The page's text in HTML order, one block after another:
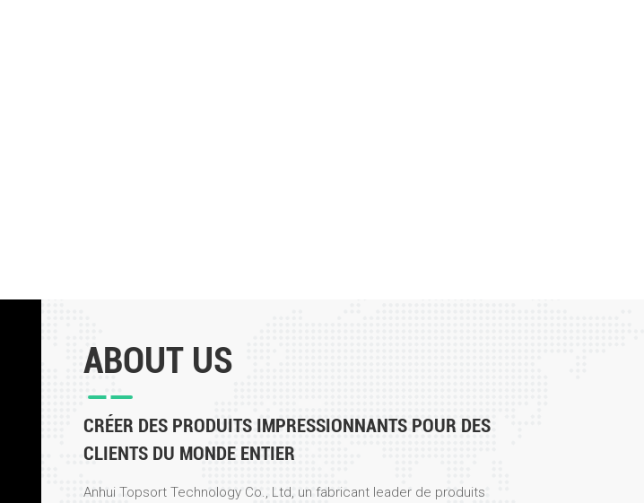
ABOUT US
CRÉER DES PRODUITS IMPRESSIONNANTS POUR DES
CLIENTS DU MONDE ENTIER
Anhui Topsort Technology Co., Ltd, un fabricant leader de produits